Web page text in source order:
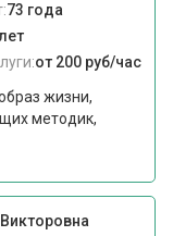
73 года
от 200 руб/час
жизни,
методик,